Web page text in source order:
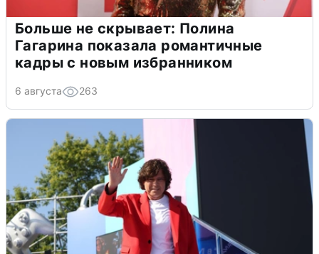
Больше не скрывает: Полина
Гагарина показала романтичные
кадры с новым избранником
6 августа 263